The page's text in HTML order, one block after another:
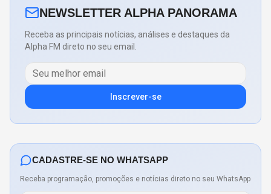
NEWSLETTER ALPHA PANORAMA
Receba as principais notícias, análises e destaques da
Alpha FM direto no seu email.
Inscrever-se
CADASTRE-SE NO WHATSAPP
Receba programação, promoções e notícias direto no seu WhatsApp